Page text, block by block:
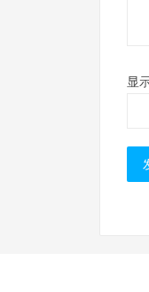
显